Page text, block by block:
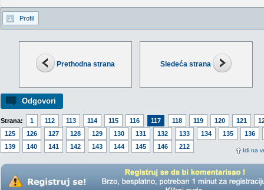
Prethodna strana Sledeća strana
Odgovori
Strana: 1 112 113 114 115 116 117 118 119 120 121
125
126 127 128 129 130 131 132 133 134 135
136
139
140 141 142 143 144 145 146 212
Idi na
Profil